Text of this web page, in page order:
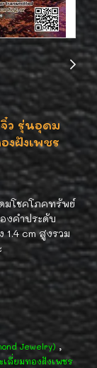
ว รุ่นอุดม
งฝังเพชร
มโชคโภคทรัพย์
งคำประดับ
1.4 cm สูงรวม
Jewelry) ,
เลี่ยมทองฝังเพชร